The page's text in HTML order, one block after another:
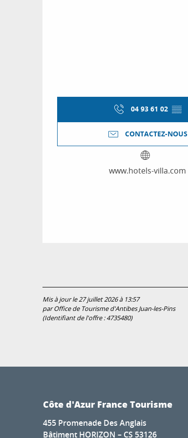
04 93 61 02 ▒▒
CONTACTEZ-NOUS
www.hotels-villa.com
Mis à jour le 27 juillet 2026 à 13:57
par Office de Tourisme d'Antibes Juan-les-Pins
(Identifiant de l'offre :4735480)
Côte d'Azur France Tourisme
455 Promenade Des Anglais
Bâtiment HORIZON – CS 53126